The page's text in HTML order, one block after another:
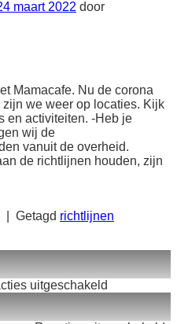
maart 2022 door
Mamacafe. Nu de corona
we weer op locaties. Kijk
en activiteiten. -Heb je
wij de
vanuit de overheid.
de richtlijnen houden, zijn
Getagd richtlijnen
uitgeschakeld